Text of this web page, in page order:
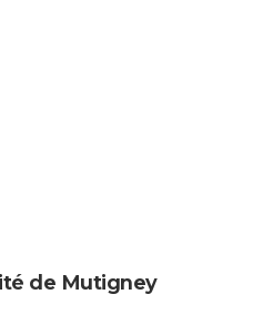
de Mutigney